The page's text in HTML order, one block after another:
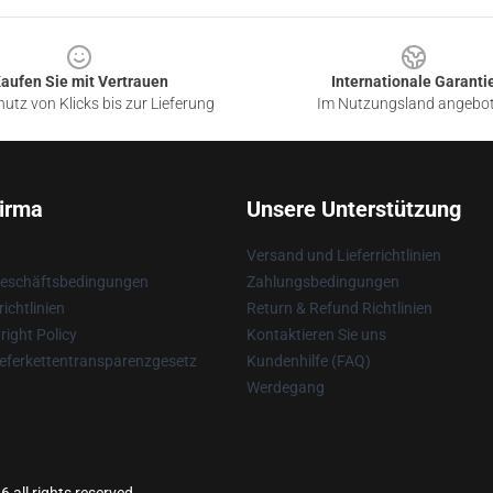
Sie mit Vertrauen
von Klicks bis zur Lieferung
Internationale
Im Nutzungsland
Policy
Unsere Unterstützung
Versand und Lieferrichtlinien
Zahlungsbedingungen
Return & Refund Richtlinien
Kontaktieren Sie uns
Kundenhilfe (FAQ)
Werdegang